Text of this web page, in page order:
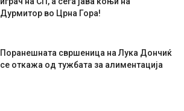
Дурмитор во Црна Гора!
Поранешната свршеница на Лука Дончиќ
се откажа од тужбата за алиментација